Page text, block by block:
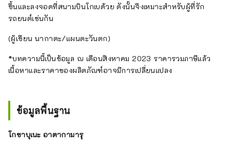
ขึ้นและลงจอดที่สนามบินโกเบด้วย ดังนั้นจึงเหมาะสำหรับผู้ที่รัก
รถยนต์เช่นกัน
(ผู้เขียน นากาตะ/แผนตะวันตก)
*บทความนี้เป็นข้อมูล ณ เดือนสิงหาคม 2023 ราคารวมภาษีแล้ว
เนื้อหาและราคาของผลิตภัณฑ์อาจมีการเปลี่ยนแปลง
ข้อมูลพื้นฐาน
โกซาบุเนะ อาตากามารุ